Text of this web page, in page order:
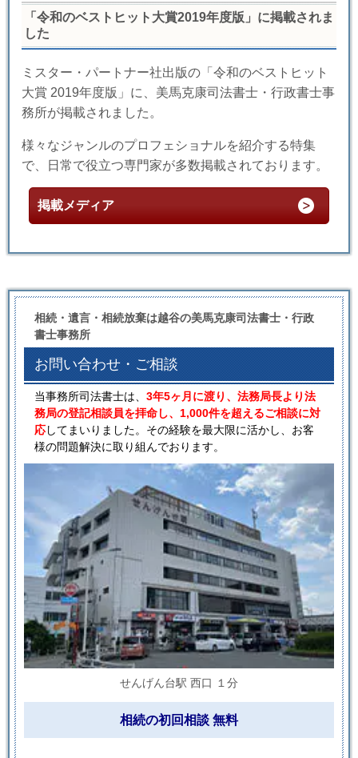
「令和のベストヒット大賞2019年度版」に掲載されま
した
ミスター・パートナー社出版の「令和のベストヒット
大賞 2019年度版」に、美馬克康司法書士・行政書士事
務所が掲載されました。
様々なジャンルのプロフェショナルを紹介する特集
で、日常で役立つ専門家が多数掲載されております。
掲載メディア
相続・遺言・相続放棄は越谷の美馬克康司法書士・行政
書士事務所
お問い合わせ・ご相談
当事務所司法書士は、 3年5ヶ月に渡り、法務局長より法
務局の登記相談員を拝命し、1,000件を超えるご相談に対
応してまいりました。その経験を最大限に活かし、お客
様の問題解決に取り組んでおります。
せんげん台駅 西口 １分
相続の初回相談 無料